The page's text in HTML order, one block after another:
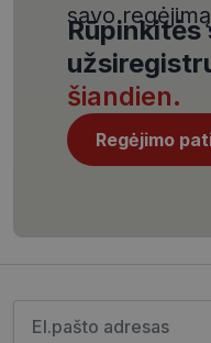
savo
Rūpinkitės
šiandien.
Regėjimo
_tt_enable_cookie